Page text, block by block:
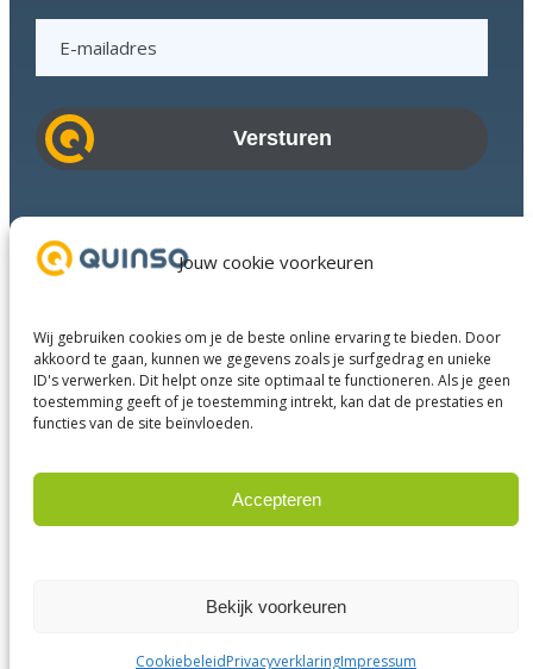
Jouw cookie voorkeuren
Wij gebruiken cookies om je de beste online ervaring te bieden. Door
akkoord te gaan, kunnen we gegevens zoals je surfgedrag en unieke
ID's verwerken. Dit helpt onze site optimaal te functioneren. Als je geen
toestemming geeft of je toestemming intrekt, kan dat de prestaties en
functies van de site beïnvloeden.
Accepteren
Bekijk voorkeuren
CookiebeleidPrivacyverklaringImpressum
a
i
a
d
r
s
Succesverhalen
Over ons
Businesspartners
Contact
LinkedInInstagramFacebook YouTube
Privacy Policy
Disclaimer